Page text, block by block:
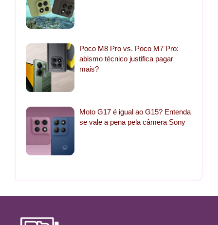
Poco M8 Pro vs. Poco M7 Pro:
abismo técnico justifica pagar
mais?
Moto G17 é igual ao G15? Entenda
se vale a pena pela câmera Sony